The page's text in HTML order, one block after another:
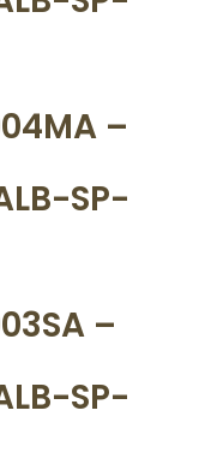
–
SP-
–
SP-